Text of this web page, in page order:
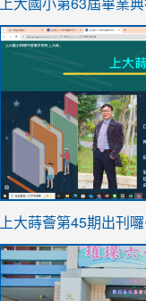
https://
上大國小第63屆畢業
link
ink
https://
link
https://
上大蒔薈第45期出刊囉